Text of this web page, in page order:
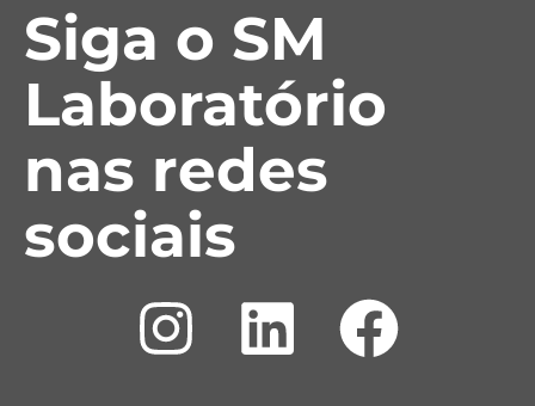
Siga o SM
Laboratório
nas redes
sociais